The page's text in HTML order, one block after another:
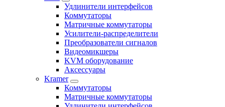
Удлинители интерфейсов
Коммутаторы
Матричные коммутаторы
Усилители-распределители
Преобразователи сигналов
Видеомикшеры
KVM оборудование
Аксессуары
Kramer
Коммутаторы
Матричные коммутаторы